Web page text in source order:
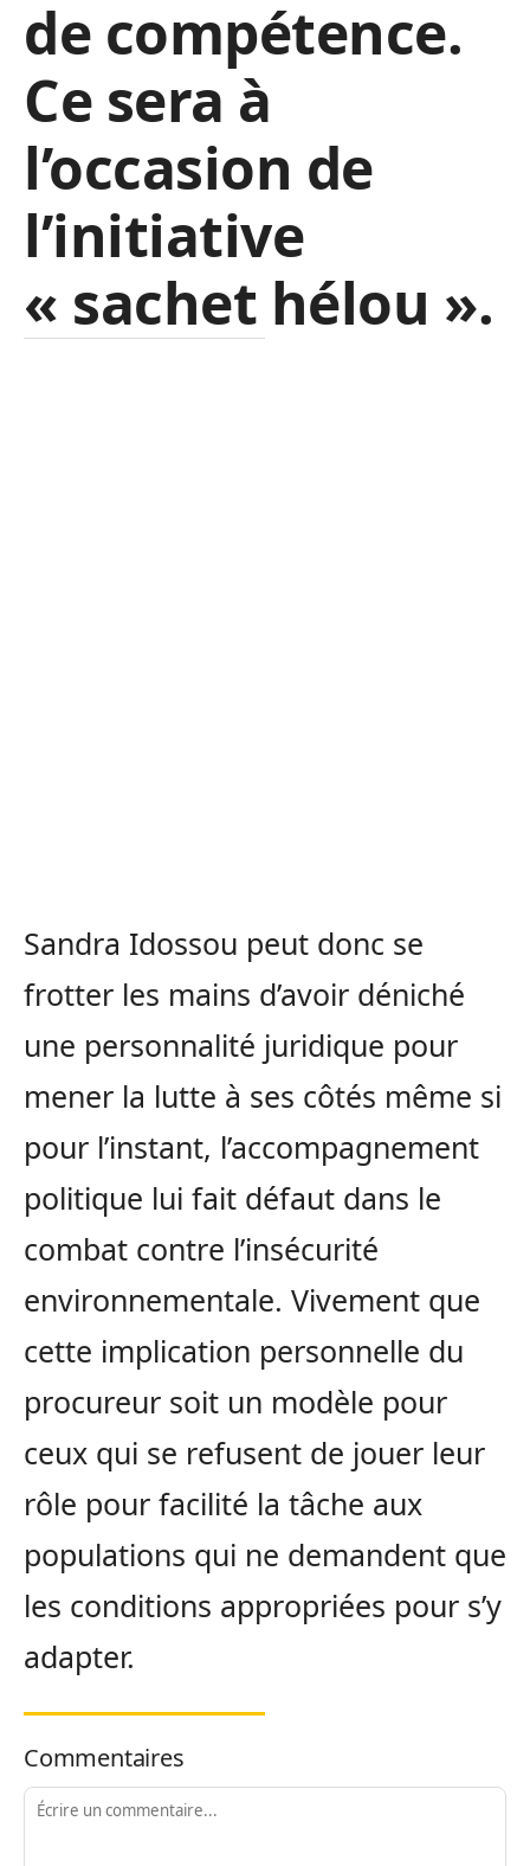
de compétence.
Ce sera à
l’occasion de
l’initiative
« sachet hélou ».
Sandra Idossou peut donc se
frotter les mains d’avoir déniché
une personnalité juridique pour
mener la lutte à ses côtés même si
pour l’instant, l’accompagnement
politique lui fait défaut dans le
combat contre l’insécurité
environnementale. Vivement que
cette implication personnelle du
procureur soit un modèle pour
ceux qui se refusent de jouer leur
rôle pour facilité la tâche aux
populations qui ne demandent que
les conditions appropriées pour s’y
adapter.
Commentaires